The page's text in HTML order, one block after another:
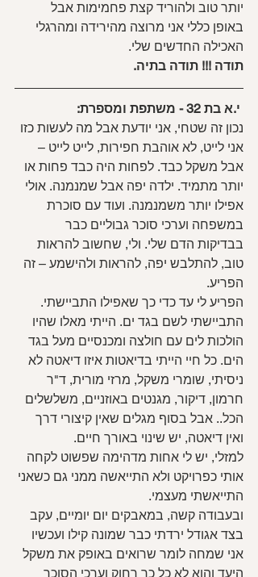
יותר טוב ולהוריד קצת פחמימות אבל
באופן כללי אני מרוצה מהירידה ומהרגלי
האכילה החדשים שלי.
תודה !!! תודה בתיה.
י.א בת 32 - משתפת ומספרת:
נכון זה שטחי, אני יודעת אבל מה לעשות כזו
אני לייט, לא אוהבת חפירות, לייט לייט –
אבל משקל כבד. לפחות היה כבד פחות או
יותר מתמיד. ילדה יפה אבל שמנמנה. אולי
אפילו יותר משמנמנה. ועוד עם סוכרת
במשפחה וערכי סוכר גבוליים כבר
בבדיקות הדם שלי. ולי, שחשוב להראות
טוב, להתלבש יפה, להראות ולהישמע – זה
הפריע.
הפריע לי עד כדי כך שאפילו התביישתי.
התביישתי לשם בגד ים. הייתי מאלו שהיו
הולכות לים עם חולצה ומכנסיים מעל בגד
הים. כל חיי הייתי בדיאטות איזו דיאטה לא
ניסיתי, שומרי משקל, מרזי מורית, ד"ר
חרמון, דיקור, מגנטים באוזניים, משלשלים
הכל.. אבל בסוף מגלים שאין קיצורי דרך
ואין דיאטה, יש שינוי באורך חיים.
למזלי, יש לי אחות מדהימה שפשוט לקחה
אותי כפרויקט ולא התייאשה ממני גם כשאני
התייאשתי מעצמי.
ובעבודה קשה, במאבקים יום יומיים, עקב
בצד אגודל ירדתי כבר שמונה קילו ועכשיו
אני שמחה לומר שרואים באופק את משקל
היעד והוא לא כל כך רחוק וערכי הסוכר